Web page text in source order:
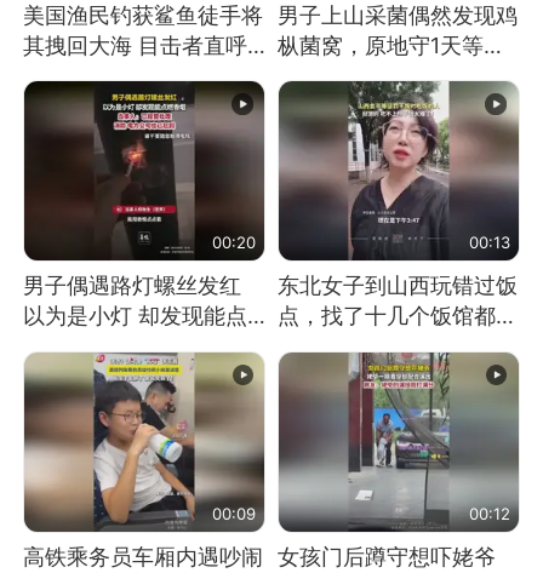
美国渔民钓获鲨鱼徒手将
其拽回大海 目击者直呼
震惊 （视频来源：参考
消息）
男子上山采菌偶然发现鸡
枞菌窝，原地守1天等它
长大：挖了140多朵
00:20
男子偶遇路灯螺丝发红
以为是小灯 却发现能点
燃香烟 当事人：已报警
处理
00:13
东北女子到山西玩错过饭
点，找了十几个饭馆都没
开门：午休到几点
00:09
高铁乘务员车厢内遇吵闹
00:12
女孩门后蹲守想吓姥爷